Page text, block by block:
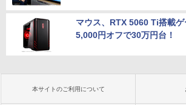
マウス、RTX 5060 Ti搭載
5,000円オフで30万円台！
本サイトのご利用について